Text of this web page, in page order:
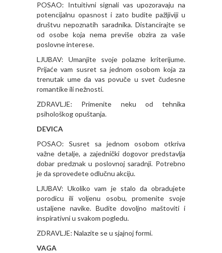
POSAO: Intuitivni signali vas upozoravaju na
potencijalnu opasnost i zato budite pažljiviji u
društvu nepoznatih saradnika. Distancirajte se
od osobe koja nema previše obzira za vaše
poslovne interese.
LJUBAV: Umanjite svoje polazne kriterijume.
Prijaće vam susret sa jednom osobom koja za
trenutak ume da vas povuče u svet čudesne
romantike ili nežnosti.
ZDRAVLJE: Primenite neku od tehnika
psihološkog opuštanja.
DEVICA
POSAO: Susret sa jednom osobom otkriva
važne detalje, a zajednički dogovor predstavlja
dobar predznak u poslovnoj saradnji. Potrebno
je da sprovedete odlučnu akciju.
LJUBAV: Ukoliko vam je stalo da obradujete
porodicu ili voljenu osobu, promenite svoje
ustaljene navike. Budite dovoljno maštoviti i
inspirativni u svakom pogledu.
ZDRAVLJE: Nalazite se u sjajnoj formi.
VAGA